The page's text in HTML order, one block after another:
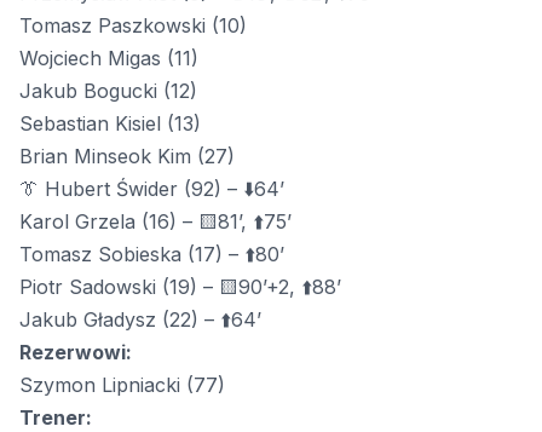
Tomasz Paszkowski (10)
Wojciech Migas (11)
Jakub Bogucki (12)
Sebastian Kisiel (13)
Brian Minseok Kim (27)
👔 Hubert Świder (92) – ⬇️64’
Karol Grzela (16) – 🟨81’, ⬆️75’
Tomasz Sobieska (17) – ⬆️80’
Piotr Sadowski (19) – 🟨90’+2, ⬆️88’
Jakub Gładysz (22) – ⬆️64’
Rezerwowi:
Szymon Lipniacki (77)
Trener: